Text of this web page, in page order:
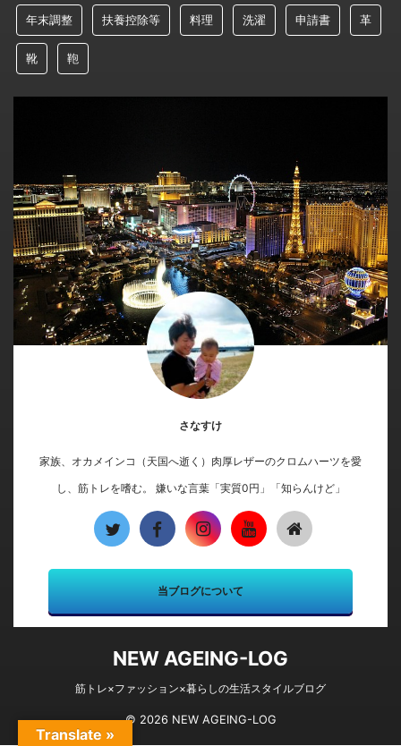
年末調整 扶養控除等 料理 洗濯 申請書 革
靴 鞄
さなすけ
家族、オカメインコ（天国へ逝く）肉厚レザーのクロムハーツを愛
し、筋トレを嗜む。 嫌いな言葉「実質0円」「知らんけど」
当ブログについて
NEW AGEING-LOG
筋トレ×ファッション×暮らしの生活スタイルブログ
© 2026 NEW AGEING-LOG
Translate »